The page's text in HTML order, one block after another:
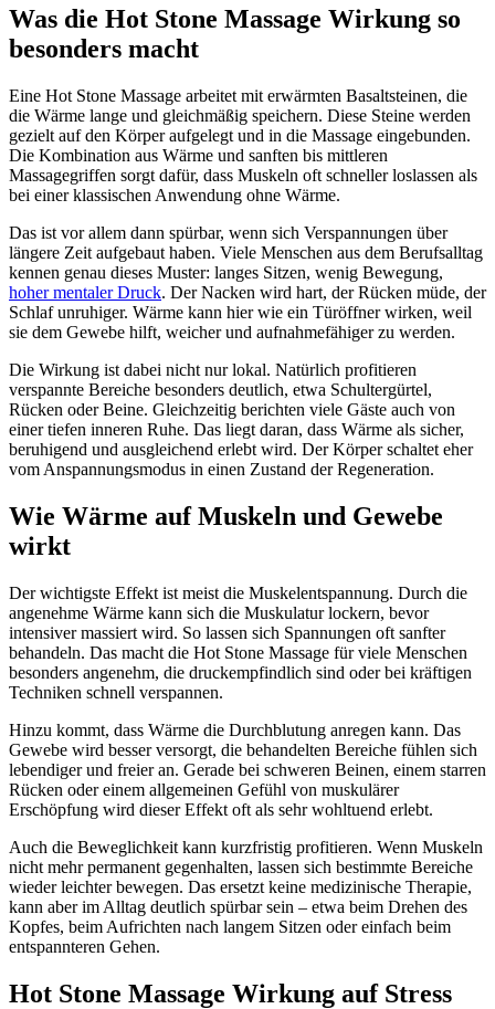
Was die Hot Stone Massage Wirkung so
besonders macht
Eine Hot Stone Massage arbeitet mit erwärmten Basaltsteinen, die
die Wärme lange und gleichmäßig speichern. Diese Steine werden
gezielt auf den Körper aufgelegt und in die Massage eingebunden.
Die Kombination aus Wärme und sanften bis mittleren
Massagegriffen sorgt dafür, dass Muskeln oft schneller loslassen als
bei einer klassischen Anwendung ohne Wärme.
Das ist vor allem dann spürbar, wenn sich Verspannungen über
längere Zeit aufgebaut haben. Viele Menschen aus dem Berufsalltag
kennen genau dieses Muster: langes Sitzen, wenig Bewegung,
hoher mentaler Druck. Der Nacken wird hart, der Rücken müde, der
Schlaf unruhiger. Wärme kann hier wie ein Türöffner wirken, weil
sie dem Gewebe hilft, weicher und aufnahmefähiger zu werden.
Die Wirkung ist dabei nicht nur lokal. Natürlich profitieren
verspannte Bereiche besonders deutlich, etwa Schultergürtel,
Rücken oder Beine. Gleichzeitig berichten viele Gäste auch von
einer tiefen inneren Ruhe. Das liegt daran, dass Wärme als sicher,
beruhigend und ausgleichend erlebt wird. Der Körper schaltet eher
vom Anspannungsmodus in einen Zustand der Regeneration.
Wie Wärme auf Muskeln und Gewebe
wirkt
Der wichtigste Effekt ist meist die Muskelentspannung. Durch die
angenehme Wärme kann sich die Muskulatur lockern, bevor
intensiver massiert wird. So lassen sich Spannungen oft sanfter
behandeln. Das macht die Hot Stone Massage für viele Menschen
besonders angenehm, die druckempfindlich sind oder bei kräftigen
Techniken schnell verspannen.
Hinzu kommt, dass Wärme die Durchblutung anregen kann. Das
Gewebe wird besser versorgt, die behandelten Bereiche fühlen sich
lebendiger und freier an. Gerade bei schweren Beinen, einem starren
Rücken oder einem allgemeinen Gefühl von muskulärer
Erschöpfung wird dieser Effekt oft als sehr wohltuend erlebt.
Auch die Beweglichkeit kann kurzfristig profitieren. Wenn Muskeln
nicht mehr permanent gegenhalten, lassen sich bestimmte Bereiche
wieder leichter bewegen. Das ersetzt keine medizinische Therapie,
kann aber im Alltag deutlich spürbar sein – etwa beim Drehen des
Kopfes, beim Aufrichten nach langem Sitzen oder einfach beim
entspannteren Gehen.
Hot Stone Massage Wirkung auf Stress